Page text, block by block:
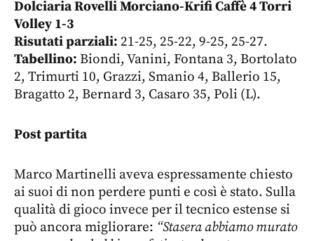
Dolciaria Rovelli Morciano-Krifi Caffè 4 Torri
Volley 1-3
Risutati parziali: 21-25, 25-22, 9-25, 25-27.
Tabellino: Biondi, Vanini, Fontana 3, Bortolato
2, Trimurti 10, Grazzi, Smanio 4, Ballerio 15,
Bragatto 2, Bernard 3, Casaro 35, Poli (L).
Post partita
Marco Martinelli aveva espressamente chiesto
ai suoi di non perdere punti e così è stato. Sulla
qualità di gioco invece per il tecnico estense si
può ancora migliorare: “Stasera abbiamo murato